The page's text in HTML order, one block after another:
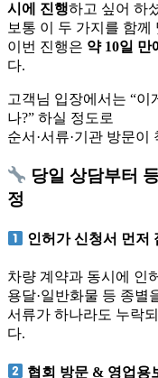
시에 진행하고 싶어 하
보통 이 두 가지를 함
이번 진행은 약 10일 만
다.
고객님 입장에서는 “이
나?” 하실 정도로
순서·서류·기관 방문
당일 상담부터
정
인허가 신청서 먼저
차량 계약과 동시에 인
용달·일반화물 등 종별
서류가 하나라도 누락
다.
협회 방문 & 영업용